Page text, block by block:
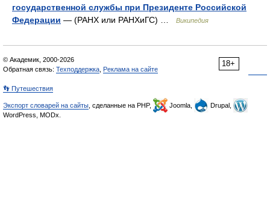
государственной службы при Президенте Российской
Федерации — (РАНХ или РАНХиГС) … Википедия
18+
© Академик, 2000-2026
Обратная связь: Техподдержка Реклама на сайте
👣 Путешествия
Экспорт словарей на сайты , сделанные на PHP, Joomla,
Drupal,
WordPress, MODx.